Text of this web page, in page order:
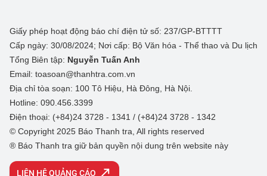
Giấy phép hoạt động báo chí điện tử số: 237/GP-BTTTT
Cấp ngày: 30/08/2024; Nơi cấp: Bộ Văn hóa - Thể thao và Du lịch
Tổng Biên tập: Nguyễn Tuấn Anh
Email: toasoan@thanhtra.com.vn
Địa chỉ tòa soạn: 100 Tô Hiệu, Hà Đông, Hà Nội.
Hotline: 090.456.3399
Điện thoại: (+84)24 3728 - 1341 / (+84)24 3728 - 1342
© Copyright 2025 Báo Thanh tra, All rights reserved
® Báo Thanh tra giữ bản quyền nội dung trên website này
LIÊN HỆ QUẢNG CÁO